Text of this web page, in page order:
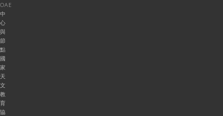
OAE
中
心
與
節
點
國
家
天
文
教
育
協